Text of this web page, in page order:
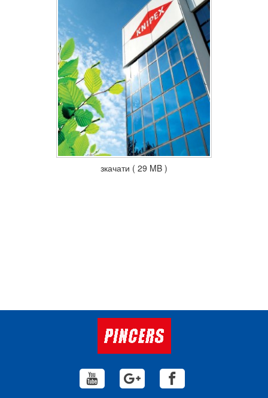
зкачати ( 29 MB )